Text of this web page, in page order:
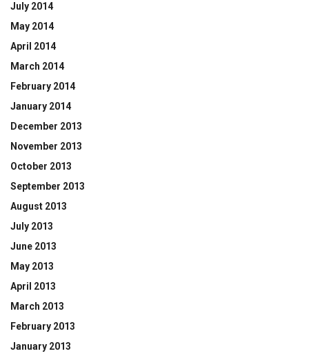
July 2014
May 2014
April 2014
March 2014
February 2014
January 2014
December 2013
November 2013
October 2013
September 2013
August 2013
July 2013
June 2013
May 2013
April 2013
March 2013
February 2013
January 2013